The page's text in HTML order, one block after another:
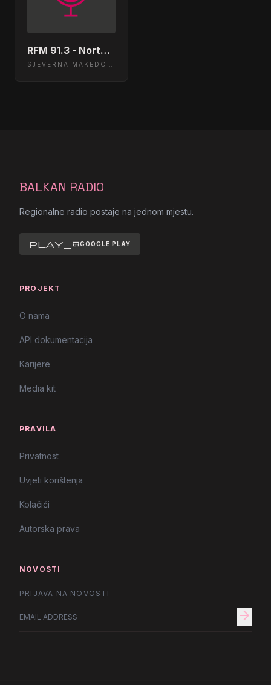
RFM 91.3 - North Macedonia
BALKAN RADIO
Regionalne radio postaje na jednom mjestu.
play_storeGOOGLE PLAY
PROJEKT
O nama
API dokumentacija
Karijere
Media kit
PRAVILA
Privatnost
Uvjeti korištenja
Kolačići
Autorska prava
NOVOSTI
PRIJAVA NA NOVOSTI
arrow_forward